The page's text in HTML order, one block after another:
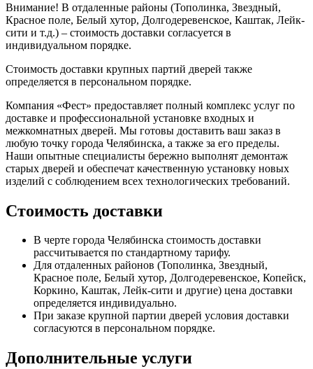
Внимание! В отдаленные районы (Тополинка, Звездный,
Красное поле, Белый хутор, Долгодеревенское, Каштак, Лейк-
сити и т.д.) – стоимость доставки согласуется в
индивидуальном порядке.
Стоимость доставки крупных партий дверей также
определяется в персональном порядке.
Компания «Фест» предоставляет полный комплекс услуг по
доставке и профессиональной установке входных и
межкомнатных дверей. Мы готовы доставить ваш заказ в
любую точку города Челябинска, а также за его пределы.
Наши опытные специалисты бережно выполнят демонтаж
старых дверей и обеспечат качественную установку новых
изделий с соблюдением всех технологических требований.
Стоимость доставки
В черте города Челябинска стоимость доставки
рассчитывается по стандартному тарифу.
Для отдаленных районов (Тополинка, Звездный,
Красное поле, Белый хутор, Долгодеревенское, Копейск,
Коркино, Каштак, Лейк-сити и другие) цена доставки
определяется индивидуально.
При заказе крупной партии дверей условия доставки
согласуются в персональном порядке.
Дополнительные услуги